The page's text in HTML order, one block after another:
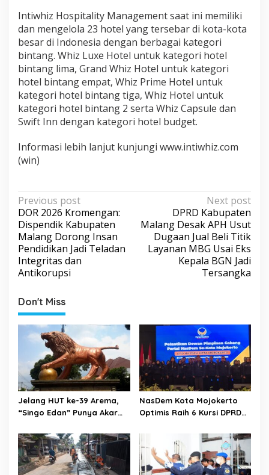
Intiwhiz Hospitality Management saat ini memiliki
dan mengelola 23 hotel yang tersebar di kota-kota
besar di Indonesia dengan berbagai kategori
bintang. Whiz Luxe Hotel untuk kategori hotel
bintang lima, Grand Whiz Hotel untuk kategori
hotel bintang empat, Whiz Prime Hotel untuk
kategori hotel bintang tiga, Whiz Hotel untuk
kategori hotel bintang 2 serta Whiz Capsule dan
Swift Inn dengan kategori hotel budget.
Informasi lebih lanjut kunjungi www.intiwhiz.com
(win)
P
o
s
t
n
v
i
g
t
i
o
n
Previous post
DOR 2026 Kromengan:
Dispendik Kabupaten
Malang Dorong Insan
Pendidikan Jadi Teladan
Integritas dan
Antikorupsi
Next post
DPRD Kabupaten
Malang Desak APH Usut
Dugaan Jual Beli Titik
Layanan MBG Usai Eks
Kepala BGN Jadi
Tersangka
Don't Miss
Jelang HUT ke-39 Arema,
“Singo Edan” Punya Akar
Julukan
NasDem Kota Mojokerto
Optimis Raih 6 Kursi DPRD
Pengurus DPC